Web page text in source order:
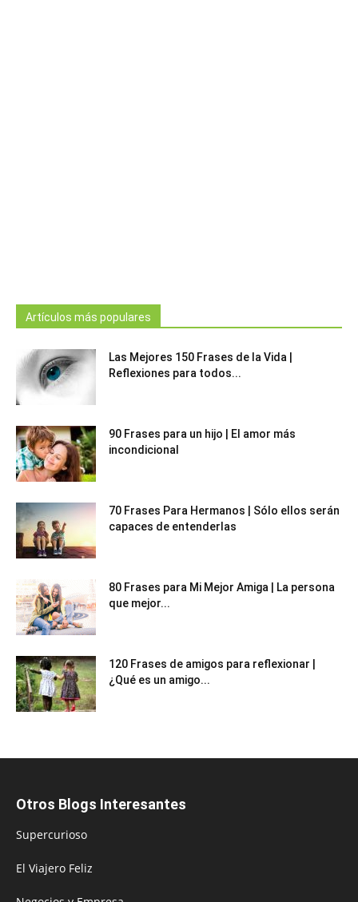
Artículos más populares
Las Mejores 150 Frases de la Vida |
Reflexiones para todos...
90 Frases para un hijo | El amor más
incondicional
70 Frases Para Hermanos | Sólo ellos serán
capaces de entenderlas
80 Frases para Mi Mejor Amiga | La persona
que mejor...
120 Frases de amigos para reflexionar |
¿Qué es un amigo...
Otros Blogs Interesantes
Supercurioso
El Viajero Feliz